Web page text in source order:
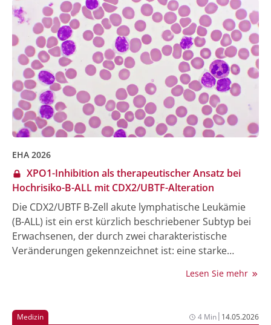
potenzielle therapeutische Vulnerabilitäten hin.
EHA 2026
XPO1-Inhibition als therapeutischer Ansatz bei
Hochrisiko-B-ALL mit CDX2/UBTF-Alteration
Die CDX2/UBTF B-Zell akute lymphatische Leukämie
(B-ALL) ist ein erst kürzlich beschriebener Subtyp bei
Erwachsenen, der durch zwei charakteristische
Veränderungen gekennzeichnet ist: eine starke
Vorhandensein des chimären Fusionsproteins
schlechten Therapieansprechen einher – die 3-Jahres-
Lesen Sie mehr
Medizin 4 Min| 14.05.2026